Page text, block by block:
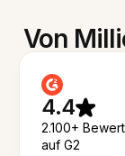
Von
4.4
2.100+
auf G2